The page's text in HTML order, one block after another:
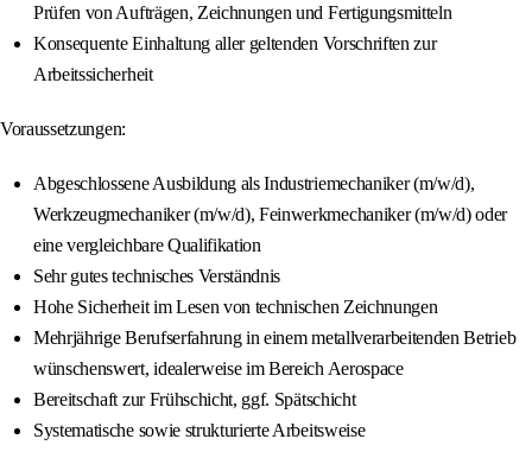
Prüfen von Aufträgen, Zeichnungen und Fertigungsmitteln
Konsequente Einhaltung aller geltenden Vorschriften zur
Arbeitssicherheit
Voraussetzungen:
Abgeschlossene Ausbildung als Industriemechaniker (m/w/d),
Werkzeugmechaniker (m/w/d), Feinwerkmechaniker (m/w/d) oder
eine vergleichbare Qualifikation
Sehr gutes technisches Verständnis
Hohe Sicherheit im Lesen von technischen Zeichnungen
Mehrjährige Berufserfahrung in einem metallverarbeitenden Betrieb
wünschenswert, idealerweise im Bereich Aerospace
Bereitschaft zur Frühschicht, ggf. Spätschicht
Systematische sowie strukturierte Arbeitsweise